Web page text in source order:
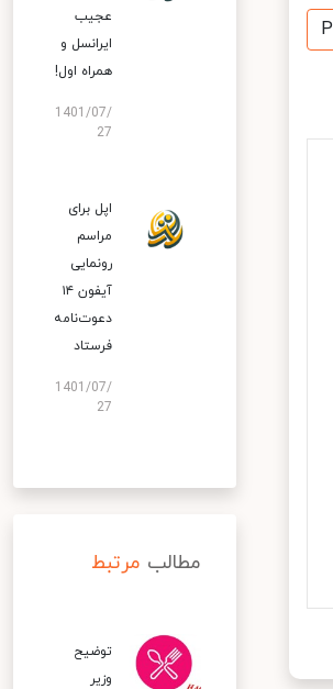
عجیب
ایرانسل و
همراه اول!
1401/07/
27
اپل برای
مراسم
رونمایی
آیفون ۱۴
دعوت‌نامه
فرستاد
1401/07/
27
مطالب مرتبط
توضیح
وزیر